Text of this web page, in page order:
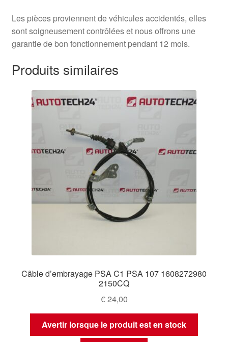
Les pièces proviennent de véhicules accidentés, elles
sont soigneusement contrôlées et nous offrons une
garantie de bon fonctionnement pendant 12 mois.
Produits similaires
Câble d’embrayage PSA C1 PSA 107 1608272980
2150CQ
€24,00
Avertir lorsque le produit est en stock